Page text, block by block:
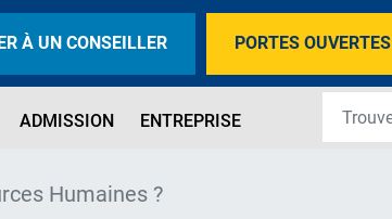
À UN CONSEILLER PORTES OUVERTES
ADMISSION ENTREPRISE
Humaines ?